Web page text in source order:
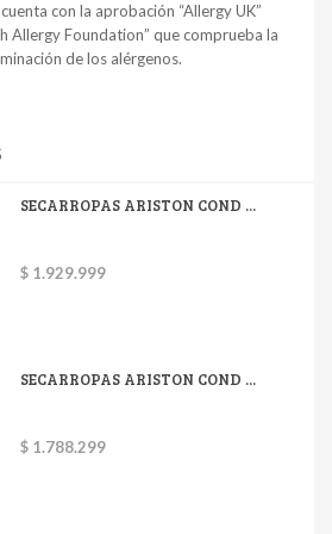
con la aprobación “Allergy UK”
Allergy Foundation” que comprueba la
de los alérgenos.
SECARROPAS ARISTON COND ...
$ 1.929.999
SECARROPAS ARISTON COND ...
$ 1.788.299